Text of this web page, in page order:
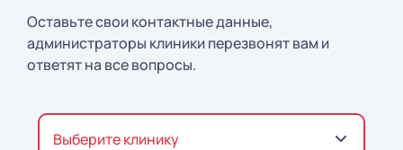
Оставьте свои контактные данные,
администраторы клиники перезвонят вам и
ответят на все вопросы.
Выберите клинику